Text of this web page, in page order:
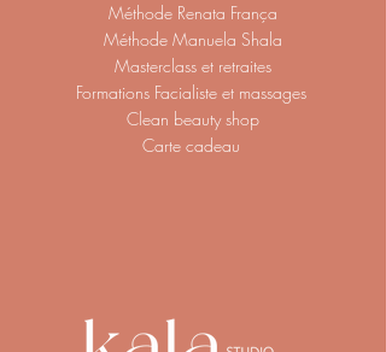
Méthode Renata França
Méthode Manuela Shala
Masterclass et retraites
Formations Facialiste et massages
Clean beauty shop
Carte cadeau